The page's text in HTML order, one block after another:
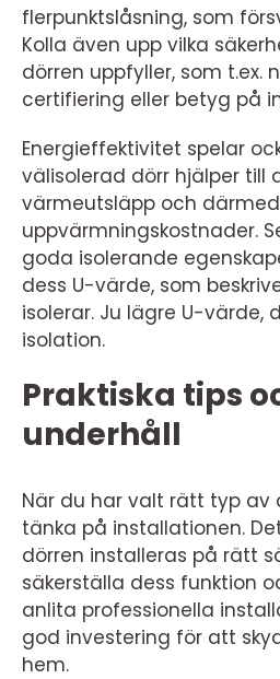
flerpunktslåsning, som
Kolla även upp vilka
dörren uppfyller, som t.ex.
certifiering eller betyg på
Energieffektivitet spelar
välisolerad dörr hjälper till
värmeutsläpp och
uppvärmningskostnader.
goda isolerande
dess U-värde, som
isolerar. Ju lägre U-värde,
isolation.
Praktiska tips
underhåll
När du har valt rätt typ av
tänka på installationen.
dörren installeras på rätt
säkerställa dess funktion
anlita professionella
god investering för att
hem.